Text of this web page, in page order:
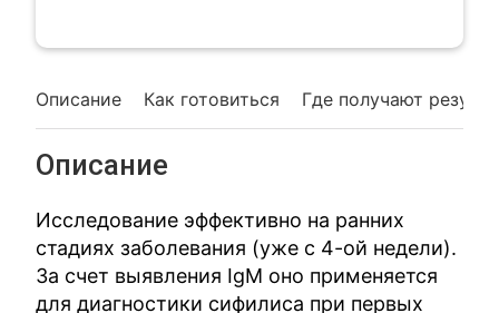
Описание Как готовиться Где получают
Описание
Исследование эффективно на ранних
стадиях заболевания (уже с 4-ой недели).
За счет выявления IgM оно применяется
для диагностики сифилиса при первых